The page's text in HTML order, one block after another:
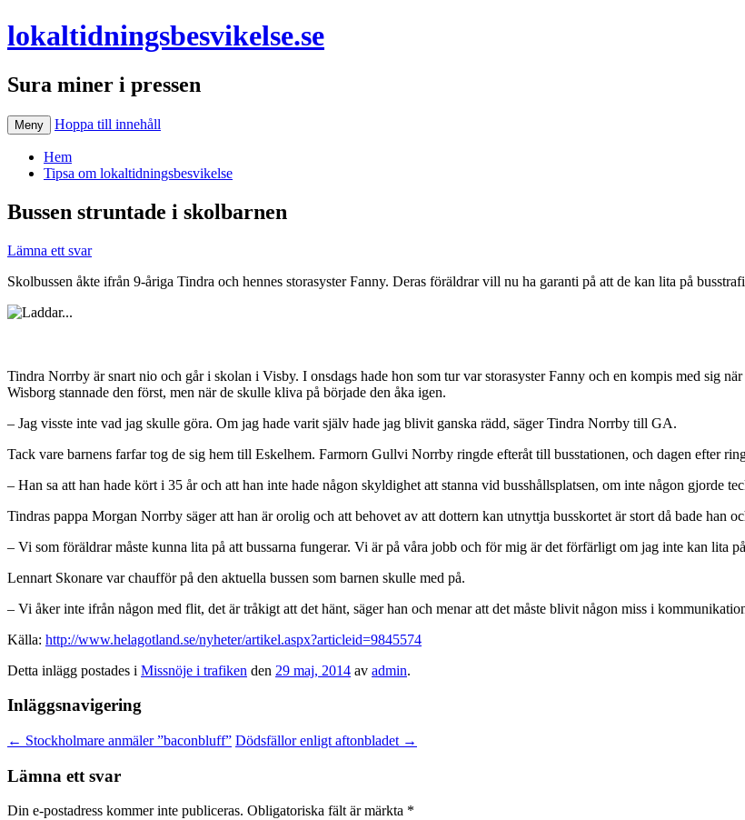
lokaltidningsbesvikelse.se
Sura miner i pressen
Meny Hoppa till innehåll
Hem
Tipsa om lokaltidningsbesvikelse
Bussen struntade i skolbarnen
Lämna ett svar
Skolbussen åkte ifrån 9-åriga Tindra och hennes storasyster Fanny. Deras föräldrar vill nu ha garanti på att de kan lita på
Tindra Norrby är snart nio och går i skolan i Visby. I onsdags hade hon som tur var storasyster Fanny och en kompis med sig
Wisborg stannade den först, men när de skulle kliva på började den åka igen.
– Jag visste inte vad jag skulle göra. Om jag hade varit själv hade jag blivit ganska rädd, säger Tindra Norrby till GA.
Tack vare barnens farfar tog de sig hem till Eskelhem. Farmorn Gullvi Norrby ringde efteråt till busstationen, och dagen efter
– Han sa att han hade kört i 35 år och att han inte hade någon skyldighet att stanna vid busshållsplatsen, om inte någon gjorde
Tindras pappa Morgan Norrby säger att han är orolig och att behovet av att dottern kan utnyttja busskortet är stort då bade han
– Vi som föräldrar måste kunna lita på att bussarna fungerar. Vi är på våra jobb och för mig är det förfärligt om jag inte kan lita
Lennart Skonare var chaufför på den aktuella bussen som barnen skulle med på.
– Vi åker inte ifrån någon med flit, det är tråkigt att det hänt, säger han och menar att det måste blivit någon miss i
Källa: http://www.helagotland.se/nyheter/artikel.aspx?articleid=9845574
Detta inlägg postades i Missnöje i trafiken den 29 maj, 2014 av admin.
Inläggsnavigering
← Stockholmare anmäler ”baconbluff” Dödsfällor enligt aftonbladet →
Lämna ett svar
Din e-postadress kommer inte publiceras. Obligatoriska fält är märkta *